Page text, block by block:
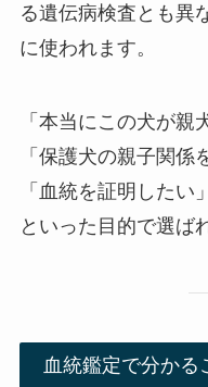
る遺伝病検査とも異
に使われます。
「本当にこの犬が親
「保護犬の親子関係
「血統を証明したい」
といった目的で選ば
血統鑑定で分かる